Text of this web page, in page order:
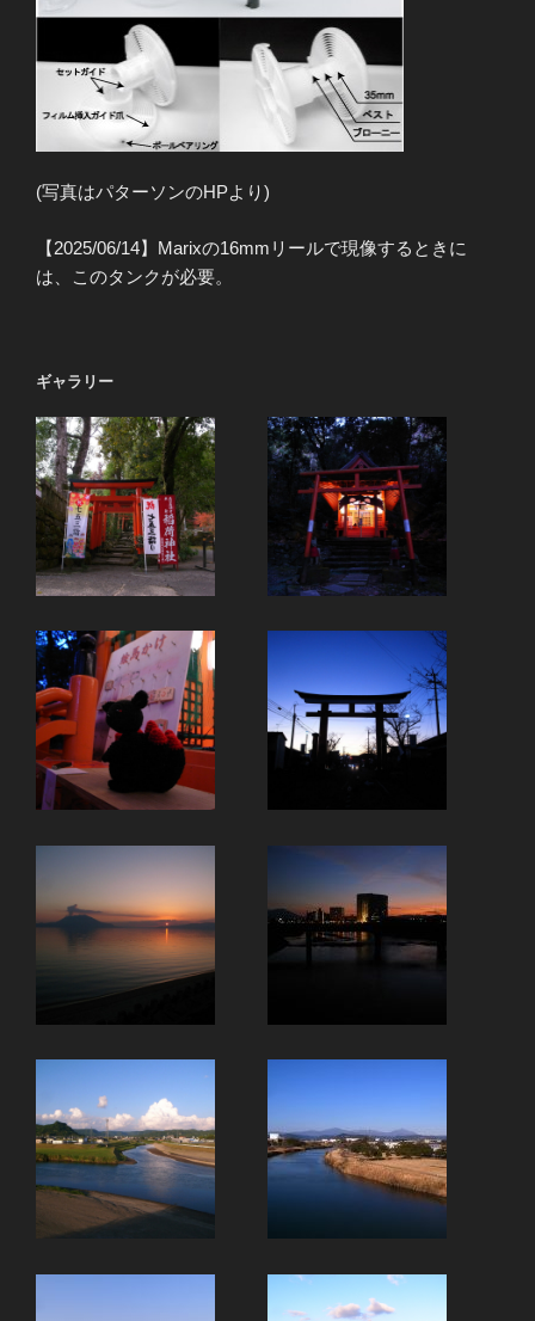
(写真はパターソンのHPより)
【2025/06/14】Marixの16mmリールで現像するときに
は、このタンクが必要。
ギャラリー